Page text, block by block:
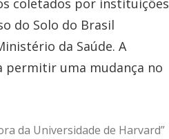
coletados por instituições
do Solo do Brasil
da Saúde. A
permitir uma mudança no
da Universidade de Harvard”